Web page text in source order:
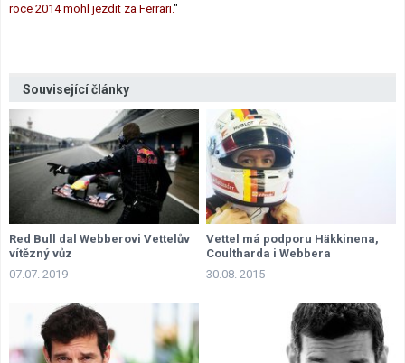
roce 2014 mohl jezdit za Ferrari."
Související články
Red Bull dal Webberovi Vettelův
vítězný vůz
07.07. 2019
Vettel má podporu Häkkinena,
Coultharda i Webbera
30.08. 2015